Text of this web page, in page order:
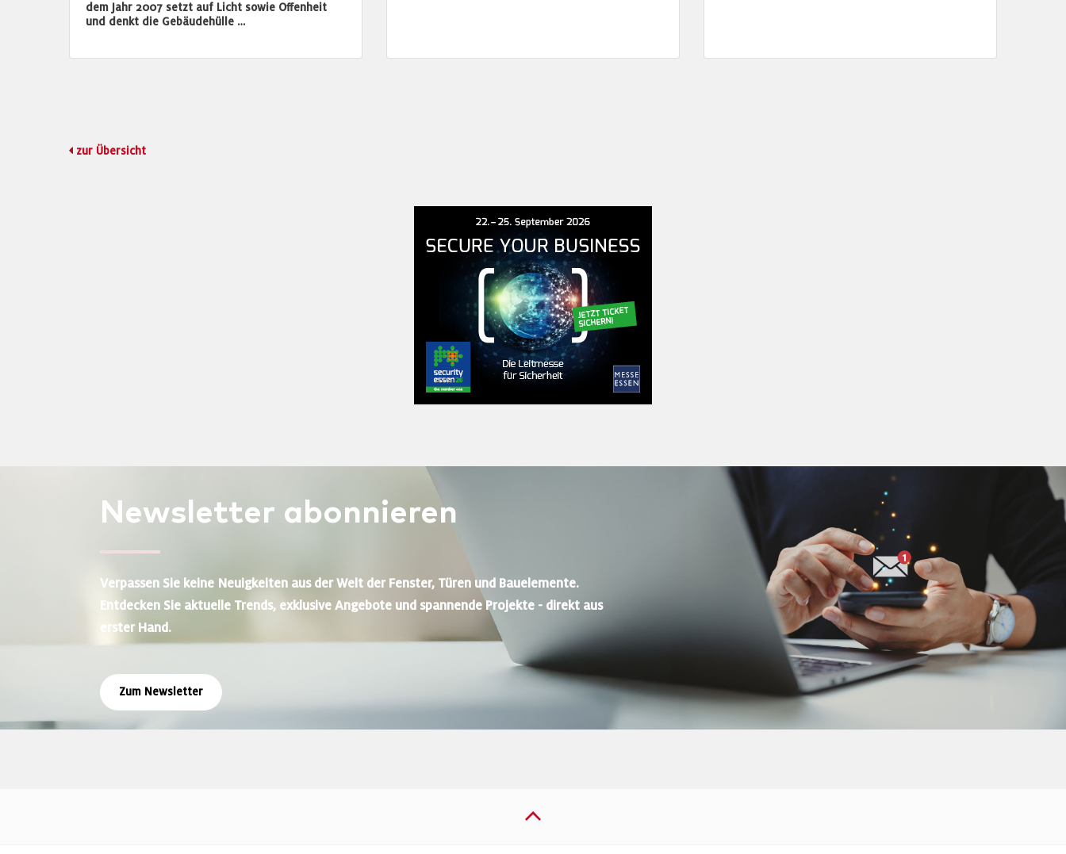
dem Jahr 2007 setzt auf Licht sowie Offenheit
und denkt die Gebäudehülle …
zur Übersicht
Newsletter abonnieren
Verpassen Sie keine Neuigkeiten aus der Welt der Fenster, Türen und Bauelemente.
Entdecken Sie aktuelle Trends, exklusive Angebote und spannende Projekte - direkt aus
erster Hand.
Zum Newsletter